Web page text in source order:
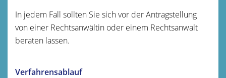
In jedem Fall sollten Sie sich vor der Antragstellung
von einer Rechtsanwältin oder einem Rechtsanwalt
beraten lassen.
Verfahrensablauf